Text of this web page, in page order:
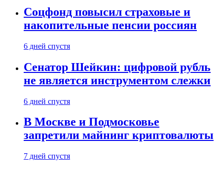
Соцфонд повысил страховые и
накопительные пенсии россиян
6 дней спустя
Сенатор Шейкин: цифровой рубль
не является инструментом слежки
6 дней спустя
В Москве и Подмосковье
запретили майнинг криптовалюты
7 дней спустя